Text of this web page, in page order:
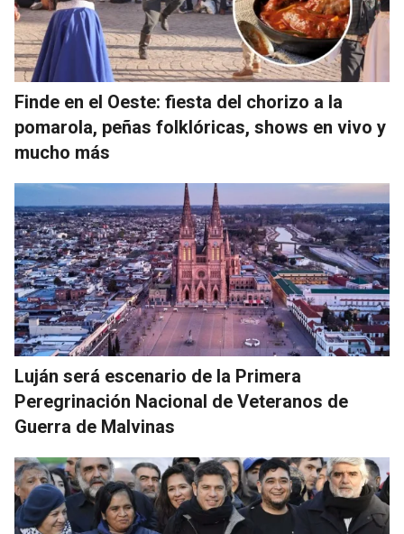
Finde en el Oeste: fiesta del chorizo a la
pomarola, peñas folklóricas, shows en vivo y
mucho más
Luján será escenario de la Primera
Peregrinación Nacional de Veteranos de
Guerra de Malvinas